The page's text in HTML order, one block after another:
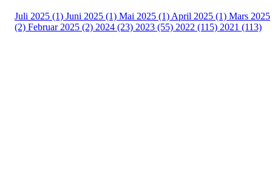
Juli 2025 (1) Juni 2025 (1) Mai 2025 (1) April 2025 (1) Mars 2025
(2) Februar 2025 (2) 2024 (23) 2023 (55) 2022 (115) 2021 (113)